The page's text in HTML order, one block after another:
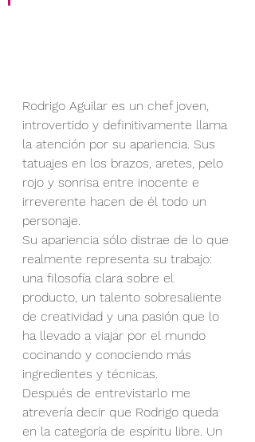
Rodrigo Aguilar es un chef joven,
introvertido y definitivamente llama
la atención por su apariencia. Sus
tatuajes en los brazos, aretes, pelo
rojo y sonrisa entre inocente e
irreverente hacen de él todo un
personaje.
Su apariencia sólo distrae de lo que
realmente representa su trabajo:
una filosofía clara sobre el
producto, un talento sobresaliente
de creatividad y una pasión que lo
ha llevado a viajar por el mundo
cocinando y conociendo más
ingredientes y técnicas.
Después de entrevistarlo me
atrevería decir que Rodrigo queda
en la categoría de espíritu libre. Un